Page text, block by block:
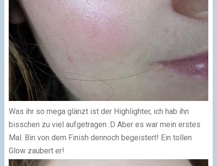
Was ihr so mega glänzt ist der Highlighter, ich hab ihn
bisschen zu viel aufgetragen :D Aber es war mein erstes
Mal. Bin von dem Finish dennoch begeistert! Ein tollen
Glow zaubert er!